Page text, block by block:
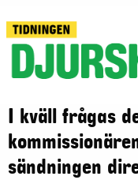
I kväll frågas
sändningen